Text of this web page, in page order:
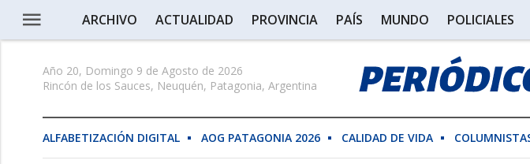
ARCHIVO ACTUALIDAD PROVINCIA PAÍS MUNDO POLICIALES
Año 20, Domingo 9 de Agosto de 2026
Rincón de los Sauces, Neuquén, Patagonia, Argentina
ALFABETIZACIÓN DIGITAL AOG PATAGONIA 2026 CALIDAD DE VIDA